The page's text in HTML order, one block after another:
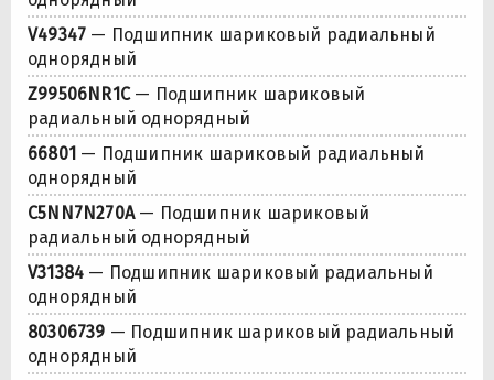
V49347 — Подшипник шариковый радиальный
однорядный
Z99506NR1C— Подшипник шариковый
радиальный однорядный
66801 — Подшипник шариковый радиальный
однорядный
C5NN7N270A— Подшипник шариковый
радиальный однорядный
V31384 — Подшипник шариковый радиальный
однорядный
80306739 — Подшипник шариковый радиальный
однорядный